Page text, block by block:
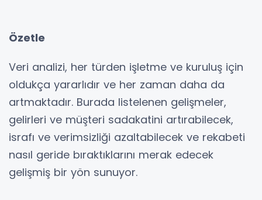
Özetle
Veri analizi, her türden işletme ve kuruluş için
oldukça yararlıdır ve her zaman daha da
artmaktadır. Burada listelenen gelişmeler,
gelirleri ve müşteri sadakatini artırabilecek,
israfı ve verimsizliği azaltabilecek ve rekabeti
nasıl geride bıraktıklarını merak edecek
gelişmiş bir yön sunuyor.